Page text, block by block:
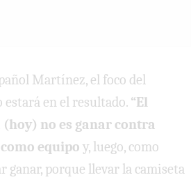
Martínez, el foco del
en el resultado. “El
no es ganar contra
equipo y, luego, como
ganar, porque llevar la camiseta